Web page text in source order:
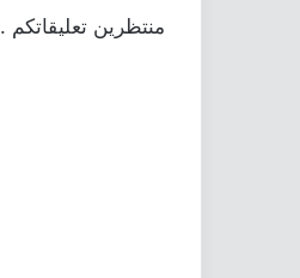
منتظرين تعليقاتكم .